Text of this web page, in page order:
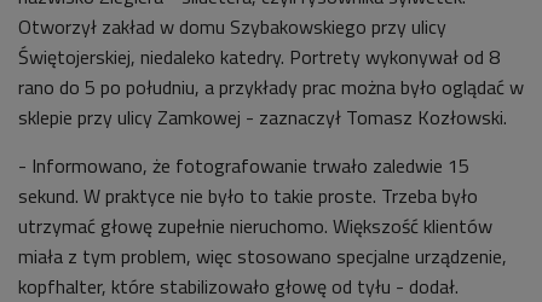
Otworzył zakład w domu Szybakowskiego przy ulicy
Świętojerskiej, niedaleko katedry. Portrety wykonywał od 8
rano do 5 po południu, a przykłady prac można było oglądać w
sklepie przy ulicy Zamkowej - zaznaczył Tomasz Kozłowski.
- Informowano, że fotografowanie trwało zaledwie 15
sekund. W praktyce nie było to takie proste. Trzeba było
utrzymać głowę zupełnie nieruchomo. Większość klientów
miała z tym problem, więc stosowano specjalne urządzenie,
kopfhalter, które stabilizowało głowę od tyłu - dodał.